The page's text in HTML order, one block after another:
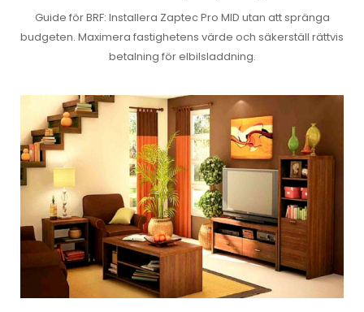
Guide för BRF: Installera Zaptec Pro MID utan att spränga
budgeten. Maximera fastighetens värde och säkerställ rättvis
betalning för elbilsladdning.